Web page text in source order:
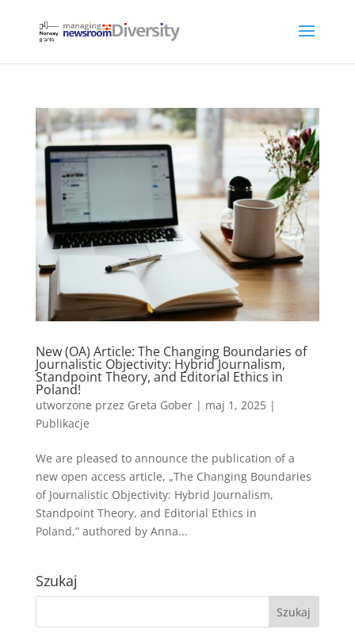
New (OA) Article: The Changing Boundaries of
Journalistic Objectivity: Hybrid Journalism,
Standpoint Theory, and Editorial Ethics in
Poland!
utworzone przez Greta Gober| maj 1, 2025|
Publikacje
We are pleased to announce the publication of a
new open access article, „The Changing Boundaries
of Journalistic Objectivity: Hybrid Journalism,
Standpoint Theory, and Editorial Ethics in
Poland,” authored by Anna...
Szukaj